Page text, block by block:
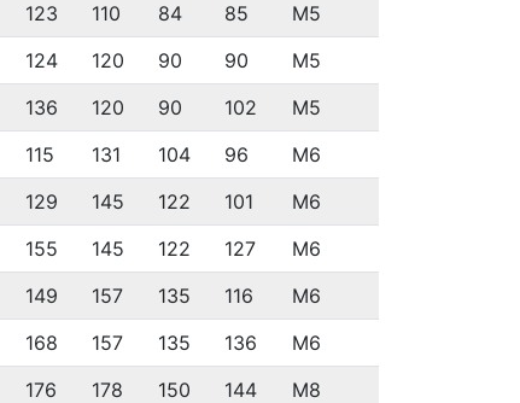
123 110 84 85
M5
124 120 90 90
M5
136 120 90 102
M5
115 131 104 96
M6
129 145 122 101
M6
155 145 122 127
M6
149 157 135 116
M6
168 157 135 136
M6
176 178 150 144 M8